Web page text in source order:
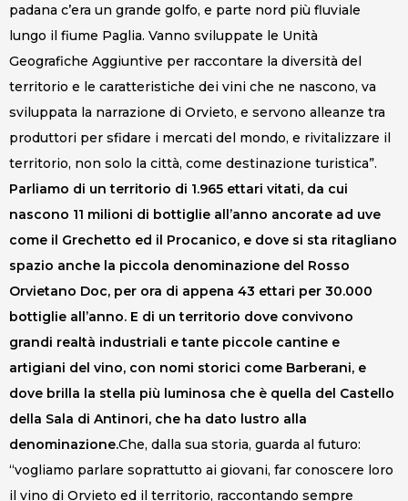
padana c’era un grande golfo, e parte nord più fluviale
lungo il fiume Paglia. Vanno sviluppate le Unità
Geografiche Aggiuntive per raccontare la diversità del
territorio e le caratteristiche dei vini che ne nascono, va
sviluppata la narrazione di Orvieto, e servono alleanze tra
produttori per sfidare i mercati del mondo, e rivitalizzare il
territorio, non solo la città, come destinazione turistica”.
Parliamo di un territorio di 1.965 ettari vitati, da cui
nascono 11 milioni di bottiglie all’anno ancorate ad uve
come il Grechetto ed il Procanico, e dove si sta ritagliano
spazio anche la piccola denominazione del Rosso
Orvietano Doc, per ora di appena 43 ettari per 30.000
bottiglie all’anno. E di un territorio dove convivono
grandi realtà industriali e tante piccole cantine e
artigiani del vino, con nomi storici come Barberani, e
dove brilla la stella più luminosa che è quella del Castello
della Sala di Antinori, che ha dato lustro alla
denominazione.Che, dalla sua storia, guarda al futuro:
“vogliamo parlare soprattutto ai giovani, far conoscere loro
il vino di Orvieto ed il territorio, raccontando sempre